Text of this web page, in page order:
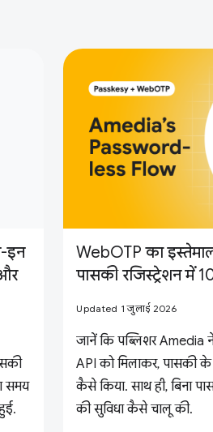
इन
समय
WebOTP का
पासकी रजिस्ट्रेशन में
Updated 1 जुलाई 2026
जानें कि पब्लिशर
API को मिलाकर, पासकी के
कैसे किया. साथ ही, बिना
की सुविधा कैसे चालू की.